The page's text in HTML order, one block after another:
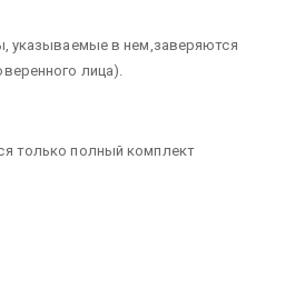
указываемые в нем,заверяются
лица).
только полный комплект